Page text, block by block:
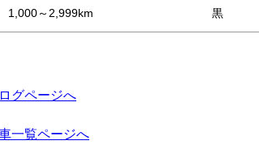
1,000～2,999km 黒
グページへ
一覧ページへ